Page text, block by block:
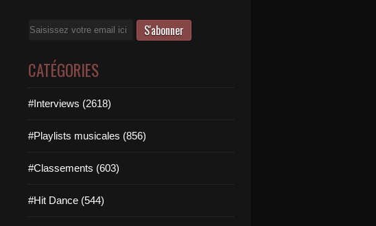
Email
CATÉGORIES
#Interviews (2618)
#Playlists musicales (856)
#Classements (603)
#Hit Dance (544)